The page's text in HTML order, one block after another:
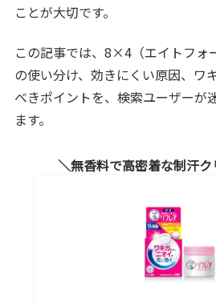
ことが大切です。
この記事では、8×4（エイトフォ
の使い分け、効きにくい原因、ワ
べきポイントを、検索ユーザーが
ます。
無香料で高密着な制汗